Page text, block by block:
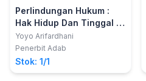
Perlindungan Hukum :
Hak Hidup Dan Tinggal Di
Lingkungan Yang Baik
Dan Sehat
Yoyo Arifardhani
Penerbit Adab
Stok: 1/1